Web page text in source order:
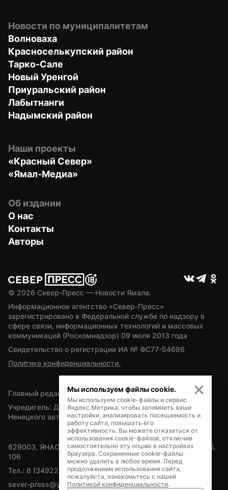
Новости по муниципалитетам
Волноваха
Красноселькупский район
Тарко-Сале
Новый Уренгой
Приуральский район
Лабытнанги
Надымский район
Наши проекты
«Красный Север»
«Ямал-Медиа»
Об издании
О нас
Контакты
Авторы
© 2026 Север-Пресс — Новости Ямала.
Информационное агентство «Север-Пресс»
зарегистрировано в Федеральной службе по надзору в
сфере связи, информационных технологий и массовых
коммуникаций (Роскомнадзор) 09 июля 2013 года
Свидетельство о регистрации ИА № ФС77-54686
Политика конфиденциальности.
Главный редактор — А.Л. Поздеев
Учредитель: Департамент внутренней политики Ямало-
Ненецкого автономного округа
629003, ЯНАО, Салехард, мкр. Богдана Кнунянца, д.1, каб.
106
Тел.: 8 (34922) 71262
sever-press@yamal-media.ru
Мы используем файлы cookie.
Мы используем cookie-файлы и сервис
Яндекс.Метрика, чтобы запомнить ваши
настройки, анализировать посещаемость и
работу сайта, повышать его
эффективность. Вы можете отказаться от
использования cookie-файлов, отключив
самостоятельно эту опцию в настройках
браузера. Сохраненные cookie-файлы
можно удалить в любое время. Перед
продолжением использования сайта,
пожалуйста, ознакомьтесь с нашей
Политикой конфиденциальности.